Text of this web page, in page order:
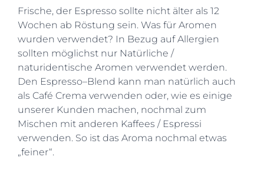
Frische, der Espresso sollte nicht älter als 12
Wochen ab Röstung sein. Was für Aromen
wurden verwendet? In Bezug auf Allergien
sollten möglichst nur Natürliche /
naturidentische Aromen verwendet werden.
Den Espresso–Blend kann man natürlich auch
als Café Crema verwenden oder, wie es einige
unserer Kunden machen, nochmal zum
Mischen mit anderen Kaffees / Espressi
verwenden. So ist das Aroma nochmal etwas
„feiner“.